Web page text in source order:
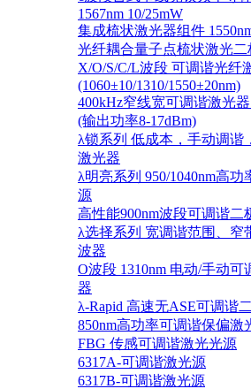
1567nm 10/25mW
集成梳状激光器组件
光纤耦合量子点梳状激光二
X/O/S/C/L波段 可调谐光纤
(1060±10/1310/1550±20nm)
400kHz窄线宽可调谐激光
(输出功率8-17dBm)
λ锁系列 低成本，手动调谐
激光器
λ明亮系列 950/1040nm高
源
高性能900nm波段可调谐二
λ选择系列 宽调谐范围、窄
波器
O波段 1310nm 电动/手动
器
λ-Rapid 高速无ASE可调谐
850nm高功率可调谐保偏激
FBG 传感可调谐激光光源
6317A-可调谐激光源
6317B-可调谐激光源